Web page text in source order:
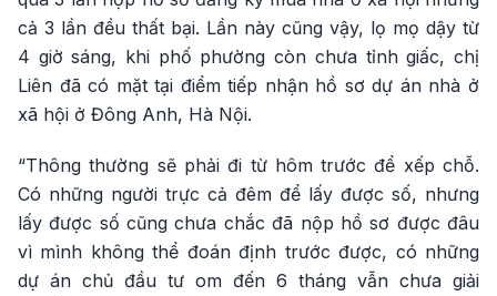
cả 3 lần đều thất bại. Lần này cũng vậy, lọ mọ dậy từ
4 giờ sáng, khi phố phường còn chưa tỉnh giấc, chị
Liên đã có mặt tại điểm tiếp nhận hồ sơ dự án nhà ở
xã hội ở Đông Anh, Hà Nội.
“Thông thường sẽ phải đi từ hôm trước để xếp chỗ.
Có những người trực cả đêm để lấy được số, nhưng
lấy được số cũng chưa chắc đã nộp hồ sơ được đâu
vì mình không thể đoán định trước được, có những
dự án chủ đầu tư om đến 6 tháng vẫn chưa giải